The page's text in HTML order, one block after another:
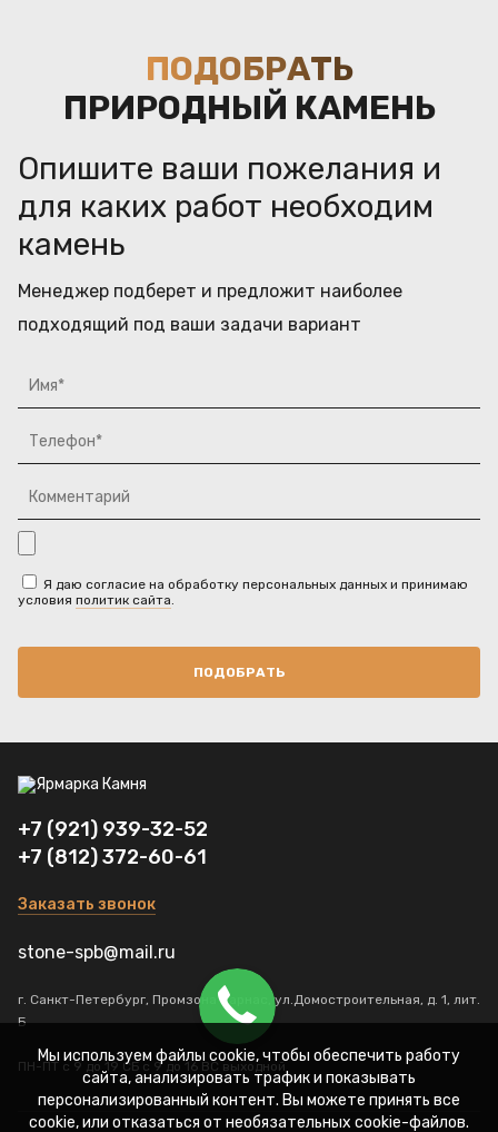
ПОДОБРАТЬ
ПРИРОДНЫЙ КАМЕНЬ
Опишите ваши пожелания и
для каких работ необходим
камень
Менеджер подберет и предложит наиболее
подходящий под ваши задачи вариант
Я даю согласие на обработку персональных данных и принимаю
условия политик сайта.
ПОДОБРАТЬ
+7 (921) 939-32-52
+7 (812) 372-60-61
Заказать звонок
stone-spb@mail.ru
г. Санкт-Петербург, Промзона Парнас, ул.Домостроительная, д. 1, лит.
Б
ПН-ПТ с 9 до 19 СБ с 9 до 16 ВС выходной
Мы используем файлы cookie, чтобы обеспечить работу
сайта, анализировать трафик и показывать
персонализированный контент. Вы можете принять все
cookie, или отказаться от необязательных cookie-файлов.